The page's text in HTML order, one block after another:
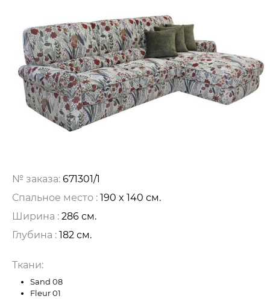
№ заказа: 671301/1
Спальное место : 190 x 140 см.
Ширина : 286 см.
Глубина : 182 см.
Ткани:
Sand 08
Fleur 01